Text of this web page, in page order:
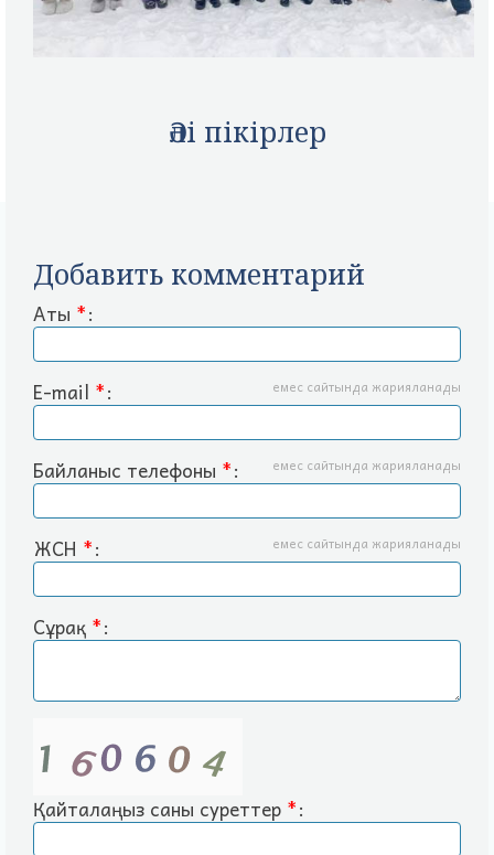
Әлі пікірлер
Добавить комментарий
Аты *:
E-mail *: емес сайтында жарияланады
Байланыс телефоны *: емес сайтында жарияланады
ЖСН *: емес сайтында жарияланады
Сұрақ *:
Қайталаңыз саны суреттер *: